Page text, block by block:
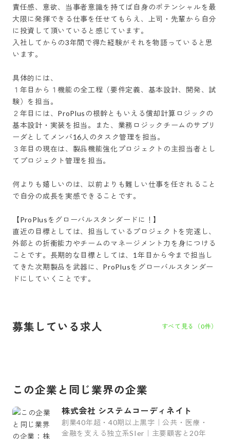
責任感、意欲、当事者意識を持てば自身のポテンシャルを最
大限に発揮できる仕事を任せてもらえ、上司・先輩から自分
に投資して頂いていると感じています。
入社してからの3年間で得た経験がそれを物語っていると思
います。
具体的には、
１年目から１機能の全工程（要件定義、基本設計、開発、試
験）を担当。
２年目には、ProPlusの根幹ともいえる償却計算ロジックの
基本設計・実装を担当。また、業務ロジックチームのサブリ
ーダとしてメンバ16人のタスク管理を担当。
３年目の現在は、製品機能強化プロジェクトの主担当者とし
てプロジェクト管理を担当。
何よりも嬉しいのは、以前よりも難しい仕事を任されること
で自分の成長を実感できることです。
【ProPlusをグローバルスタンダードに！】
直近の目標としては、担当しているプロジェクトを完遂し、
外部との折衝能力やチームのマネージメント力を身につける
ことです。長期的な目標としては、1年目から今まで担当し
てきた次期製品を武器に、ProPlusをグローバルスタンダー
ドにしていくことです。
募集している求人 すべて見る（0件）
この企業と同じ業界の企業
株式会社 システムコーディネイト
創業40年超・40期以上黒字｜公共・医療・
金融を支える独立系SIer｜主要顧客と20年